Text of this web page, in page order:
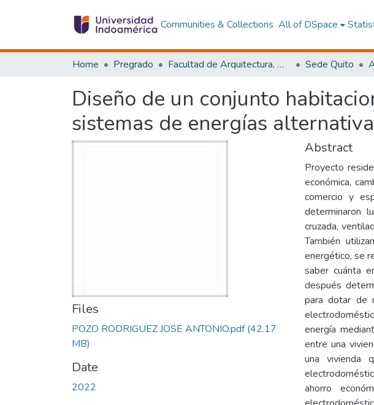
Communities & Collections All of DSpace
Home Pregrado Facultad de Arquitectura, Artes y Diseño Sede Quito
Diseño de un conjunto
sistemas de energías
Files
POZO RODRIGUEZ JOSE ANTONIO.pdf(42.17
MB)
Date
2022
Abstract
Proyecto
económica,
comercio y
determinaron
cruzada,
También
energético, se
saber cuánta
después
para dotar de
energía
entre una
una vivienda
ahorro